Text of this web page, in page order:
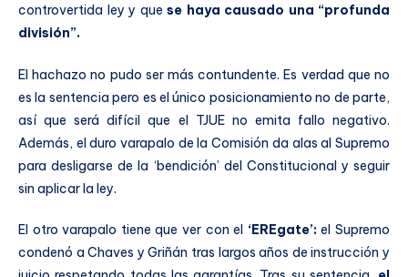
controvertida ley y que se haya causado una “profunda
división”.
El hachazo no pudo ser más contundente. Es verdad que no
es la sentencia pero es el único posicionamiento no de parte,
así que será difícil que el TJUE no emita fallo negativo.
Además, el duro varapalo de la Comisión da alas al Supremo
para desligarse de la ‘bendición’ del Constitucional y seguir
sin aplicar la ley.
El otro varapalo tiene que ver con el ‘EREgate’:el Supremo
condenó a Chaves y Griñán tras largos años de instrucción y